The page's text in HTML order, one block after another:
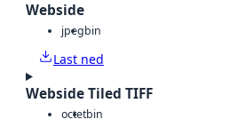
Webside
jpegbin
Last ned
Webside Tiled TIFF
octetbin